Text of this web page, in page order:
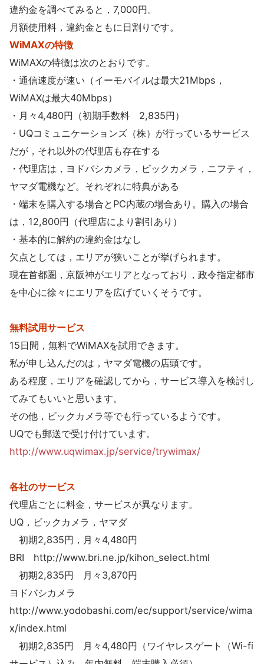
違約金を調べてみると，7,000円。
月額使用料，違約金ともに日割りです。
WiMAXの特徴
WiMAXの特徴は次のとおりです。
・通信速度が速い（イーモバイルは最大21Mbps，
WiMAXは最大40Mbps）
・月々4,480円（初期手数料 2,835円）
・UQコミュニケーションズ（株）が行っているサービス
だが，それ以外の代理店も存在する
・代理店は，ヨドバシカメラ，ビックカメラ，ニフティ，
ヤマダ電機など。それぞれに特典がある
・端末を購入する場合とPC内蔵の場合あり。購入の場合
は，12,800円（代理店により割引あり）
・基本的に解約の違約金はなし
欠点としては，エリアが狭いことが挙げられます。
現在首都圏，京阪神がエリアとなっており，政令指定都市
を中心に徐々にエリアを広げていくそうです。
無料試用サービス
15日間，無料でWiMAXを試用できます。
私が申し込んだのは，ヤマダ電機の店頭です。
ある程度，エリアを確認してから，サービス導入を検討し
てみてもいいと思います。
その他，ビックカメラ等でも行っているようです。
UQでも郵送で受け付けています。
http://www.uqwimax.jp/service/trywimax/
各社のサービス
代理店ごとに料金，サービスが異なります。
UQ，ビックカメラ，ヤマダ
初期2,835円，月々4,480円
BRI http://www.bri.ne.jp/kihon_select.html
初期2,835円 月々3,870円
ヨドバシカメラ
http://www.yodobashi.com/ec/support/service/wima
x/index.html
初期2,835円 月々4,480円（ワイヤレスゲート（Wi-fi